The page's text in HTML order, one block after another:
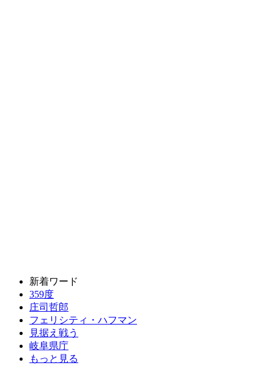
新着ワード
359度
庄司哲郎
フェリシティ・ハフマン
見据え戦う
岐阜県庁
もっと見る